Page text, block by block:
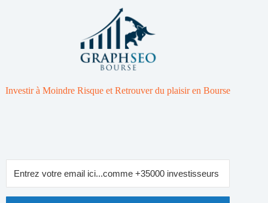
Investir à Moindre Risque et Retrouver du plaisir en Bourse